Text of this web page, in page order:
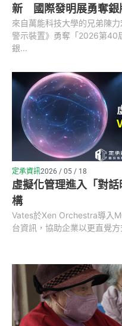
新 國際發明展勇奪銀
來自萬能科技大學的兄弟陳
警示裝置》勇奪「2026第40
銀...
定承資訊2026 / 05 / 18
虛擬化管理進入「對
構
Vates於Xen Orchestra導入
台資訊，協助企業以更直覺